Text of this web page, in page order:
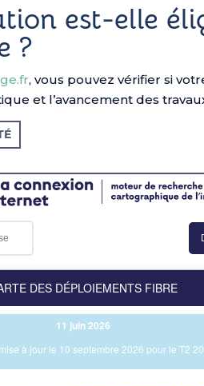
est-elle
?
, vous pouvez vérifier si
et l’avancement des